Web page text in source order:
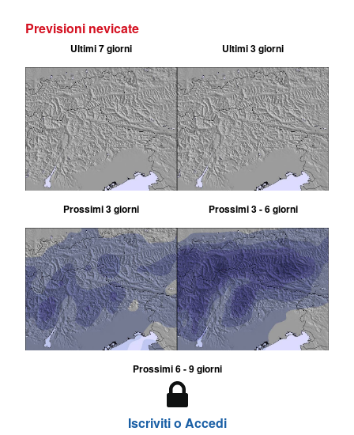
Previsioni nevicate
Ultimi 7 giorni Ultimi 3 giorni
Prossimi 3 giorni Prossimi 3 - 6 giorni
Prossimi 6 - 9 giorni
Iscriviti o Accedi